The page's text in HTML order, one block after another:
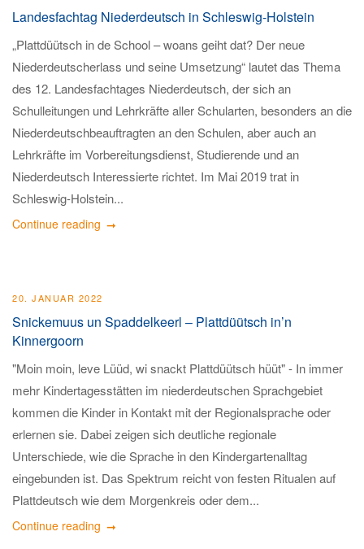
Landesfachtag Niederdeutsch in Schleswig-Holstein
„Plattdüütsch in de School – woans geiht dat? Der neue
Niederdeutscherlass und seine Umsetzung“ lautet das Thema
des 12. Landesfachtages Niederdeutsch, der sich an
Schulleitungen und Lehrkräfte aller Schularten, besonders an die
Niederdeutschbeauftragten an den Schulen, aber auch an
Lehrkräfte im Vorbereitungsdienst, Studierende und an
Niederdeutsch Interessierte richtet. Im Mai 2019 trat in
Schleswig-Holstein...
Continue reading
20. JANUAR 2022
Snickemuus un Spaddelkeerl – Plattdüütsch in’n
Kinnergoorn
"Moin moin, leve Lüüd, wi snackt Plattdüütsch hüüt" - In immer
mehr Kindertagesstätten im niederdeutschen Sprachgebiet
kommen die Kinder in Kontakt mit der Regionalsprache oder
erlernen sie. Dabei zeigen sich deutliche regionale
Unterschiede, wie die Sprache in den Kindergartenalltag
eingebunden ist. Das Spektrum reicht von festen Ritualen auf
Plattdeutsch wie dem Morgenkreis oder dem...
Continue reading